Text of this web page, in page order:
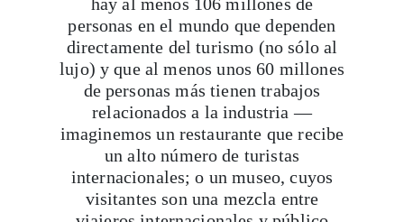
personas en el mundo que dependen
directamente del turismo (no sólo al
lujo) y que al menos unos 60 millones
de personas más tienen trabajos
relacionados a la industria —
imaginemos un restaurante que recibe
un alto número de turistas
internacionales; o un museo, cuyos
visitantes son una mezcla entre